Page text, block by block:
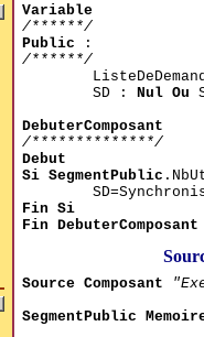
Variable
/******/
Public :
/******/
SD : Nul Ou
DebuterComposant
/**************/
Debut
Si SegmentPublic
Fin Si
Fin DebuterComposant
Source Composant
SegmentPublic